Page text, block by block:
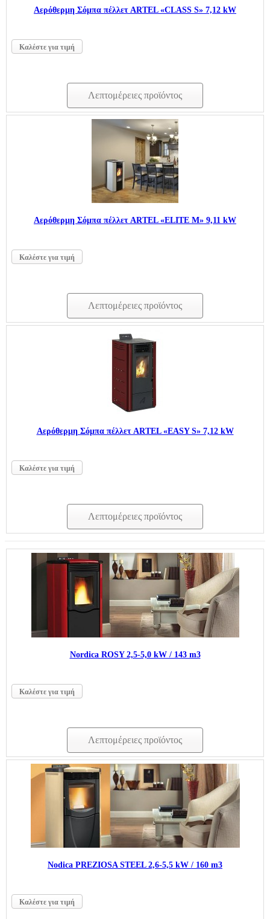
Aερόθερμη Σόμπα πέλλετ ARTEL «CLASS S» 7,12 kW
Καλέστε για τιμή
Λεπτομέρειες προϊόντος
Aερόθερμη Σόμπα πέλλετ ARTEL «ELITE M» 9,11 kW
Καλέστε για τιμή
Λεπτομέρειες προϊόντος
Aερόθερμη Σόμπα πέλλετ ARTEL «EASY S» 7,12 kW
Καλέστε για τιμή
Λεπτομέρειες προϊόντος
Nordica ROSY 2,5-5,0 kW / 143 m3
Καλέστε για τιμή
Λεπτομέρειες προϊόντος
Nodica PREZIOSA STEEL 2,6-5,5 kW / 160 m3
Καλέστε για τιμή